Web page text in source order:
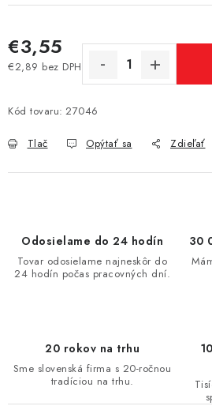
€3,55
€2,89 bez DPH
Jednotková cena:
Kód tovaru: 27046
Tlač Opýtať sa Zdieľať
Odosielame do 24 hodín
Tovar odosielame najneskôr do
24 hodín počas pracovných dní.
30
20 rokov na trhu
Sme slovenská firma s 20-ročnou
tradíciou na trhu.